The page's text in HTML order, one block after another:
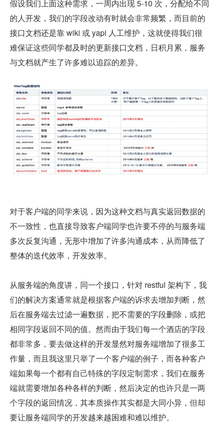
假设我们上面这种需求，一周内出现 5-10 次，分配给不同
的人开发，我们的字段改动有时就会非常频繁，而目前的
接口文档还是靠 wiki 或 yapi 人工维护，这就使得我们很
难保证这些同学都及时的更新接口文档，日积月累，服务
与文档就产生了许多难以追踪的差异。
对于客户端的同学来说，因为这种文档与真实返回数据的
不一致性，也直接导致客户端同学也许要不停的与服务端
多次反复沟通，无形中增加了许多沟通成本，从而降低了
整体的迭代效率，开发效率。
从服务端的角度讲，同一个接口，针对 restful 架构下，我
们的解决方案通常就是根据客户端的诉求去增加判断，然
后在服务端去过滤一遍数据，把不需要的字段删除，或把
相同字段返回不同的值。然而由于我们每一个酒店的字段
都非常多，要去做这样的开发显然对服务端增加了很多工
作量，而且我这里只举了一个客户端的例子，而各种客户
端如果每一个都有自己特殊的字段定制需求，我们在服务
端就需要增加各种各样的判断，然后决定的也许只是一两
个字段的返回情况，其本质操作其实都是大同小异，但却
要让服务端同学的开发越来越困难和难以维护。